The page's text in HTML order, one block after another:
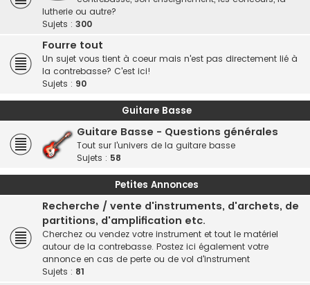
lutherie ou autre?
Sujets : 300
Fourre tout
Un sujet vous tient à coeur mais n'est pas directement lié à
la contrebasse? C'est ici!
Sujets : 90
Guitare Basse
Guitare Basse - Questions générales
Tout sur l'univers de la guitare basse
Sujets : 58
Petites Annonces
Recherche / vente d'instruments, d'archets, de
partitions, d'amplification etc.
Cherchez ou vendez votre instrument et tout le matériel
autour de la contrebasse. Postez ici également votre
annonce en cas de perte ou de vol d'instrument
Sujets : 81